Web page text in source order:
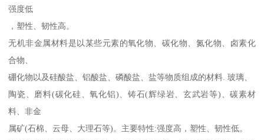
强度低
，塑性、韧性高。
无机非金属材料是以某些元素的氧化物、碳化物、氮化物、卤素化
合物、
硼化物以及硅酸盐、铝酸盐、磷酸盐、盐等物质组成的材料. 玻璃、
陶瓷、磨料(碳化硅、氧化铝)、铸石(辉绿岩、玄武岩等)、碳素材
料、非金
属矿(石棉、云母、大理石等)。主要特性:强度高，塑性、韧性低。